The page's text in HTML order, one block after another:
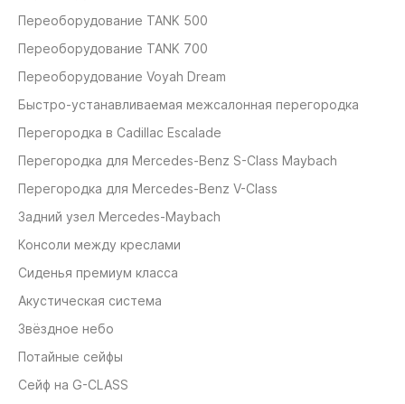
Переоборудование TANK 500
Переоборудование TANK 700
Переоборудование Voyah Dream
Быстро-устанавливаемая межсалонная перегородка
Перегородка в Cadillac Escalade
Перегородка для Mercedes-Benz S-Class Maybach
Перегородка для Mercedes-Benz V-Class
Задний узел Mercedes-Maybach
Консоли между креслами
Сиденья премиум класса
Акустическая система
Звёздное небо
Потайные сейфы
Сейф на G-CLASS